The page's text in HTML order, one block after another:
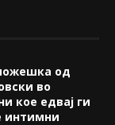
од
во
кое едвај ги
интимни